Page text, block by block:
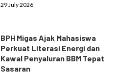
29 July 2026
BPH Migas Ajak Mahasiswa
Perkuat Literasi Energi dan
Kawal Penyaluran BBM Tepat
Sasaran